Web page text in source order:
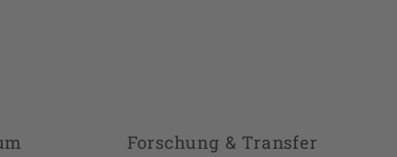
Forschung & Transfer